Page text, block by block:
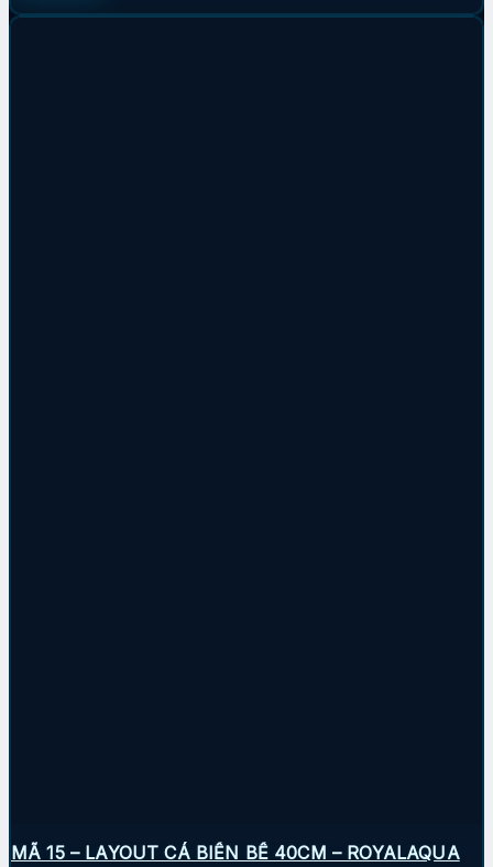
MÃ 15 – LAYOUT CÁ BIỂN BỂ 40CM – ROYALAQUA